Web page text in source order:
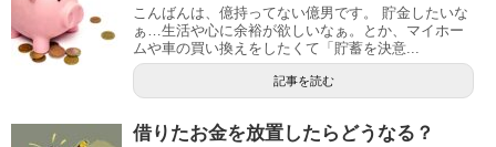
こんばんは、億持ってない億男です。 貯金したいな
ぁ…生活や心に余裕が欲しいなぁ。とか、マイホー
ムや車の買い換えをしたくて「貯蓄を決意...
記事を読む
借りたお金を放置したらどうなる？